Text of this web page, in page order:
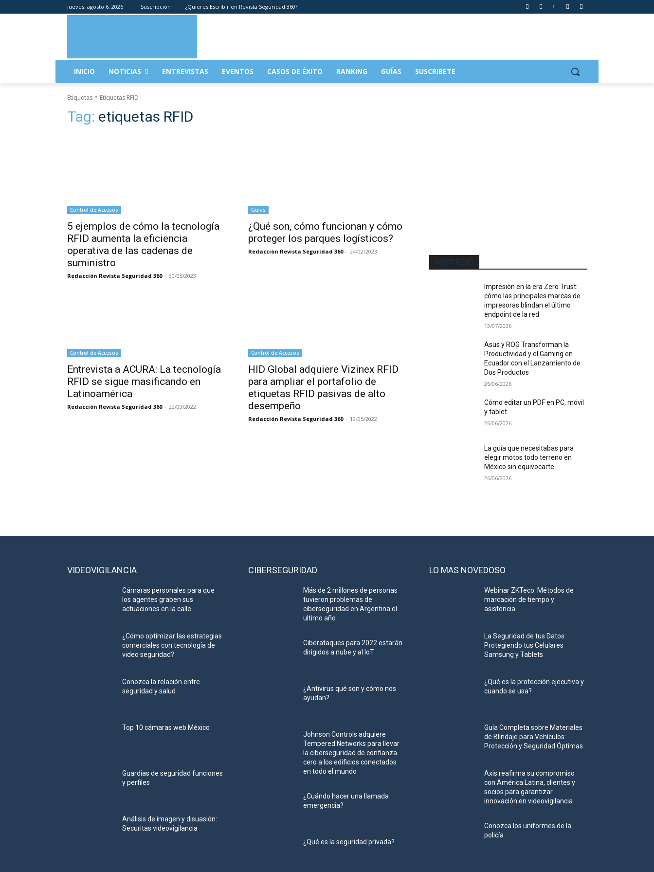
jueves, agosto 6, 2026 Suscripción ¿Quieres Escribir en Revista Seguridad 360?
INICIO NOTICIAS ENTREVISTAS EVENTOS CASOS DE ÉXITO RANKING GUÍAS SUSCRIBETE
Etiquetas Etiquetas RFID
Tag: etiquetas RFID
Control de Accesos
5 ejemplos de cómo la tecnología
RFID aumenta la eficiencia
operativa de las cadenas de
suministro
Redacción Revista Seguridad 360 - 30/05/2023
Guías
¿Qué son, cómo funcionan y cómo
proteger los parques logísticos?
Redacción Revista Seguridad 360 - 24/02/2023
Control de Accesos
Entrevista a ACURA: La tecnología
RFID se sigue masificando en
Latinoamérica
Redacción Revista Seguridad 360 - 22/09/2022
Control de Accesos
HID Global adquiere Vizinex RFID
para ampliar el portafolio de
etiquetas RFID pasivas de alto
desempeño
Redacción Revista Seguridad 360 - 19/05/2022
MOST READ
Impresión en la era Zero Trust:
cómo las principales marcas de
impresoras blindan el último
endpoint de la red
13/07/2026
Asus y ROG Transforman la
Productividad y el Gaming en
Ecuador con el Lanzamiento de
Dos Productos
26/06/2026
Cómo editar un PDF en PC, móvil
y tablet
26/06/2026
La guía que necesitabas para
elegir motos todo terreno en
México sin equivocarte
26/06/2026
VIDEOVIGILANCIA
Cámaras personales para que
los agentes graben sus
actuaciones en la calle
¿Cómo optimizar las estrategias
comerciales con tecnología de
video seguridad?
Conozca la relación entre
seguridad y salud
Top 10 cámaras web México
Guardias de seguridad funciones
y perfiles
Análisis de imagen y disuasión:
Securitas videovigilancia
CIBERSEGURIDAD
Más de 2 millones de personas
tuvieron problemas de
ciberseguridad en Argentina el
ultimo año
Ciberataques para 2022 estarán
dirigidos a nube y al IoT
¿Antivirus qué son y cómo nos
ayudan?
Johnson Controls adquiere
Tempered Networks para llevar
la ciberseguridad de confianza
cero a los edificios conectados
en todo el mundo
¿Cuándo hacer una llamada
emergencia?
¿Qué es la seguridad privada?
LO MAS NOVEDOSO
Webinar ZKTeco: Métodos de
marcación de tiempo y
asistencia
La Seguridad de tus Datos:
Protegiendo tus Celulares
Samsung y Tablets
¿Qué es la protección ejecutiva y
cuando se usa?
Guía Completa sobre Materiales
de Blindaje para Vehículos:
Protección y Seguridad Óptimas
Axis reafirma su compromiso
con América Latina, clientes y
socios para garantizar
innovación en videovigilancia
Conozca los uniformes de la
policía